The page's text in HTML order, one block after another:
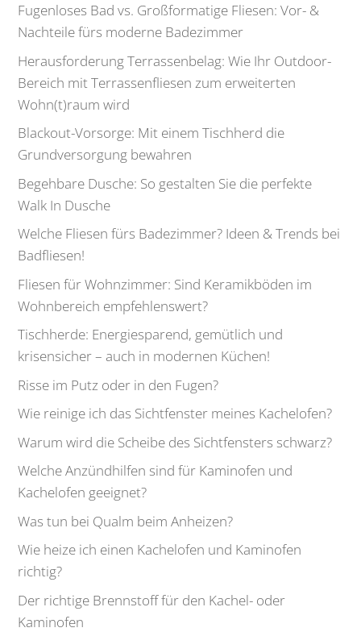
Fugenloses Bad vs. Großformatige Fliesen: Vor- &
Nachteile fürs moderne Badezimmer
Herausforderung Terrassenbelag: Wie Ihr Outdoor-
Bereich mit Terrassenfliesen zum erweiterten
Wohn(t)raum wird
Blackout-Vorsorge: Mit einem Tischherd die
Grundversorgung bewahren
Begehbare Dusche: So gestalten Sie die perfekte
Walk In Dusche
Welche Fliesen fürs Badezimmer? Ideen & Trends bei
Badfliesen!
Fliesen für Wohnzimmer: Sind Keramikböden im
Wohnbereich empfehlenswert?
Tischherde: Energiesparend, gemütlich und
krisensicher – auch in modernen Küchen!
Risse im Putz oder in den Fugen?
Wie reinige ich das Sichtfenster meines Kachelofen?
Warum wird die Scheibe des Sichtfensters schwarz?
Welche Anzündhilfen sind für Kaminofen und
Kachelofen geeignet?
Was tun bei Qualm beim Anheizen?
Wie heize ich einen Kachelofen und Kaminofen
richtig?
Der richtige Brennstoff für den Kachel- oder
Kaminofen